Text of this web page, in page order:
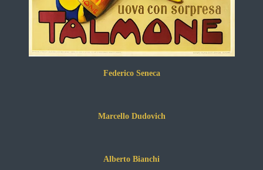
Federico Seneca
Marcello Dudovich
Alberto Bianchi